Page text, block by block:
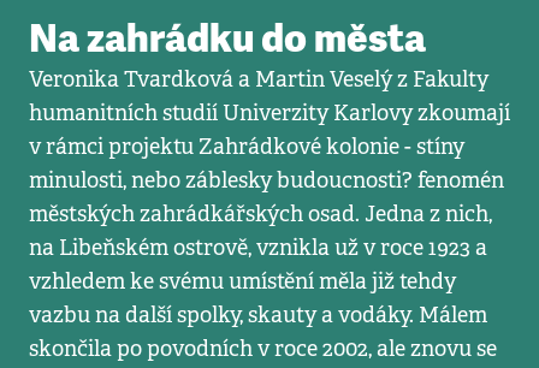
Na zahrádku do města
Veronika Tvardková a Martin Veselý z Fakulty
humanitních studií Univerzity Karlovy zkoumají
v rámci projektu Zahrádkové kolonie - stíny
minulosti, nebo záblesky budoucnosti? fenomén
městských zahrádkářských osad. Jedna z nich,
na Libeňském ostrově, vznikla už v roce 1923 a
vzhledem ke svému umístění měla již tehdy
vazbu na další spolky, skauty a vodáky. Málem
skončila po povodních v roce 2002, ale znovu se